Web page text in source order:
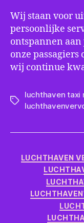
Wij staan voor
persoonlijke
ontspannen
onze
wij continue
Tags
luchthaven taxi
LUCHTHAVEN